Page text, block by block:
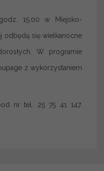
15.00 w Miejsko-
odbędą się wielkanocne
W programie
z wykorzystaniem
nr tel. 25 75 41 147.